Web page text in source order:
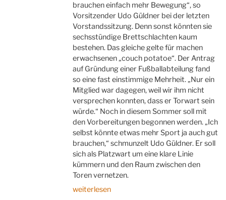
brauchen einfach mehr Bewegung“, so
Vorsitzender Udo Güldner bei der letzten
Vorstandssitzung. Denn sonst könnten sie
sechsstündige Brettschlachten kaum
bestehen. Das gleiche gelte für machen
erwachsenen „couch potatoe“. Der Antrag
auf Gründung einer Fußballabteilung fand
so eine fast einstimmige Mehrheit. „Nur ein
Mitglied war dagegen, weil wir ihm nicht
versprechen konnten, dass er Torwart sein
würde.“ Noch in diesem Sommer soll mit
den Vorbereitungen begonnen werden. „Ich
selbst könnte etwas mehr Sport ja auch gut
brauchen,“ schmunzelt Udo Güldner. Er soll
sich als Platzwart um eine klare Linie
kümmern und den Raum zwischen den
Toren vernetzen.
„Wir
weiterlesen